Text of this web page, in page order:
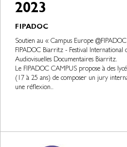
2023
FIPADOC
Soutien au « Campus Europe
FIPADOC Biarritz - Festival International
Audiovisuelles Documentaires Biarritz.
Le FIPADOC CAMPUS propose à des
(17 à 25 ans) de composer un jury
une réflexion..